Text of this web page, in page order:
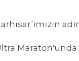
Maraton'unda